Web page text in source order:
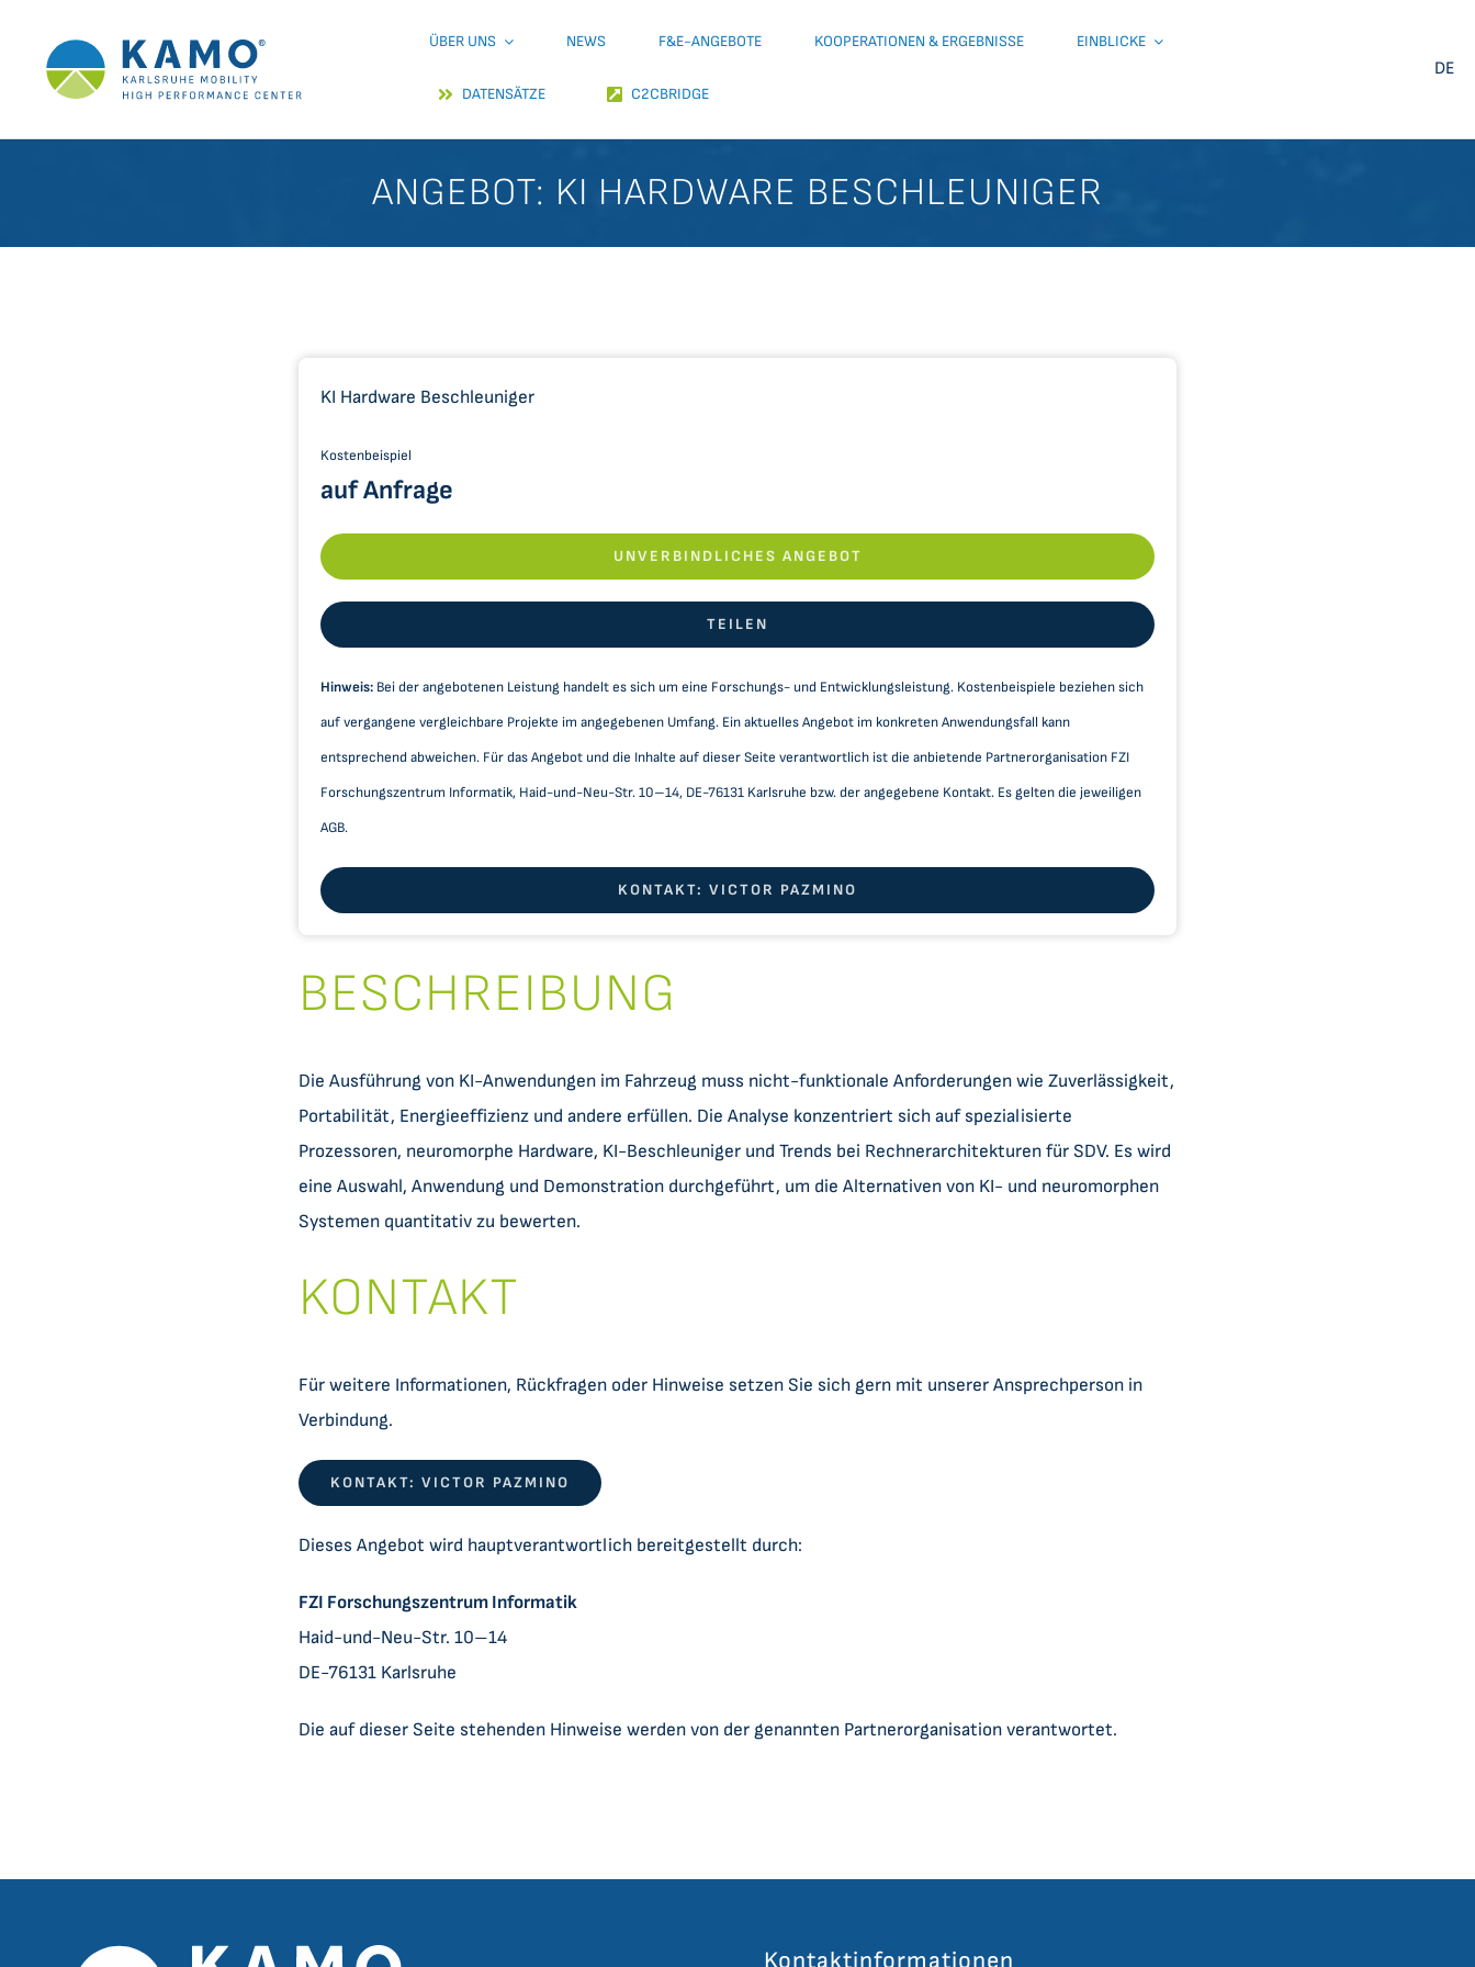
springen
ÜBER UNS NEWS F&E-ANGEBOTE KOOPERATIONEN & ERGEBNISSE EINBLICKE
DATENSÄTZE C2CBRIDGE
DE
ANGEBOT: KI HARDWARE BESCHLEUNIGER
KI Hardware Beschleuniger
Kostenbeispiel
auf Anfrage
UNVERBINDLICHES ANGEBOT
TEILEN
Hinweis: Bei der angebotenen Leistung handelt es sich um eine Forschungs- und Entwicklungsleistung. Kostenbeispiele beziehen sich
auf vergangene vergleichbare Projekte im angegebenen Umfang. Ein aktuelles Angebot im konkreten Anwendungsfall kann
entsprechend abweichen. Für das Angebot und die Inhalte auf dieser Seite verantwortlich ist die anbietende Partnerorganisation FZI
Forschungszentrum Informatik, Haid-und-Neu-Str. 10–14, DE-76131 Karlsruhe bzw. der angegebene Kontakt. Es gelten die jeweiligen
AGB.
KONTAKT: VICTOR PAZMINO
BESCHREIBUNG
Die Ausführung von KI-Anwendungen im Fahrzeug muss nicht-funktionale Anforderungen wie Zuverlässigkeit,
Portabilität, Energieeffizienz und andere erfüllen. Die Analyse konzentriert sich auf spezialisierte
Prozessoren, neuromorphe Hardware, KI-Beschleuniger und Trends bei Rechnerarchitekturen für SDV. Es wird
eine Auswahl, Anwendung und Demonstration durchgeführt, um die Alternativen von KI- und neuromorphen
Systemen quantitativ zu bewerten.
KONTAKT
Für weitere Informationen, Rückfragen oder Hinweise setzen Sie sich gern mit unserer Ansprechperson in
Verbindung.
KONTAKT: VICTOR PAZMINO
Dieses Angebot wird hauptverantwortlich bereitgestellt durch:
FZI Forschungszentrum Informatik
Haid-und-Neu-Str. 10–14
DE-76131 Karlsruhe
Die auf dieser Seite stehenden Hinweise werden von der genannten Partnerorganisation verantwortet.
Kontaktinformationen